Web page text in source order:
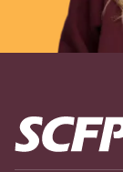
Image